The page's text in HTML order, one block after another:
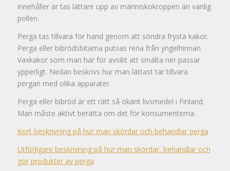
innehåller är tas lättare upp av människokroppen än vanlig
pollen.
Perga tas tillvara för hand genom att söndra frysta kakor.
Perga eller bibrödsbitarna putsas rena från yngelhinnan.
Vaxkakor som man har för avsikt att smälta ner passar
ypperligt. Nedan beskrivs hur man lättast tar tillvara
pergan med olika apparater.
Perga eller bibröd är ett rätt så okänt livsmedel i Finland.
Man måste aktivt berätta om det för konsumenterna.
Kort beskrivning på hur man skördar och behandlar perga
Utförligare beskrivning på hur man skördar, behandlar och
gör produkter av perga